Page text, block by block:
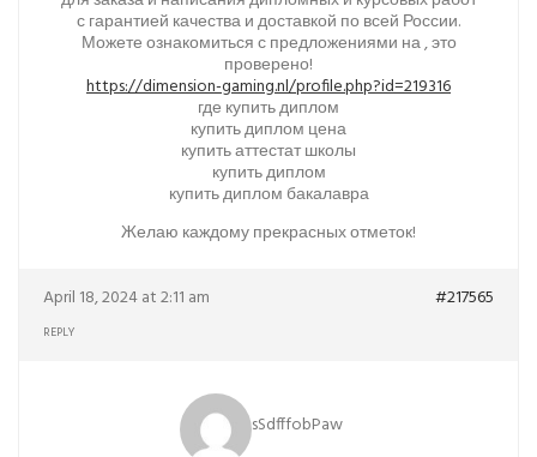
с гарантией качества и доставкой по всей России.
Можете ознакомиться с предложениями на , это
проверено!
https://dimension-gaming.nl/profile.php?id=219316
где купить диплом
купить диплом цена
купить аттестат школы
купить диплом
купить диплом бакалавра
Желаю каждому прекрасных отметок!
April 18, 2024 at 2:11 am #217565
REPLY
sSdfffobPaw